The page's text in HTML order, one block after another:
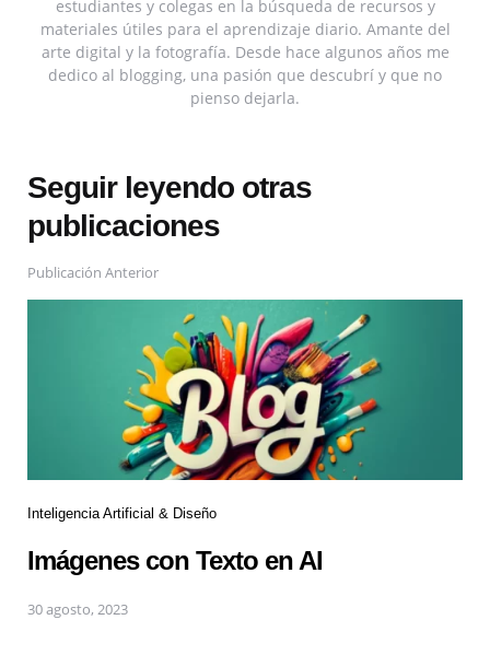
estudiantes y colegas en la búsqueda de recursos y
materiales útiles para el aprendizaje diario. Amante del
arte digital y la fotografía. Desde hace algunos años me
dedico al blogging, una pasión que descubrí y que no
pienso dejarla.
Seguir leyendo otras
publicaciones
Publicación Anterior
Inteligencia Artificial & Diseño
Imágenes con Texto en AI
30 agosto, 2023